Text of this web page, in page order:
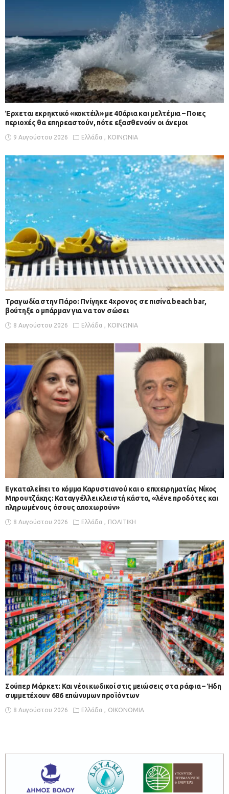
Έρχεται εκρηκτικό «κοκτέιλ» με 40άρια και μελτέμια – Ποιες
περιοχές θα επηρεαστούν, πότε εξασθενούν οι άνεμοι
9 Αυγούστου 2026 Ελλάδα ΚΟΙΝΩΝΙΑ
Τραγωδία στην Πάρο: Πνίγηκε 4χρονος σε πισίνα beach bar,
βούτηξε ο μπάρμαν για να τον σώσει
8 Αυγούστου 2026 Ελλάδα ΚΟΙΝΩΝΙΑ
Εγκαταλείπει το κόμμα Καρυστιανού και ο επιχειρηματίας Νίκος
Μπρουτζάκης: Καταγγέλλει κλειστή κάστα, «λένε προδότες και
πληρωμένους όσους αποχωρούν»
8 Αυγούστου 2026 Ελλάδα ΠΟΛΙΤΙΚΗ
Σούπερ Μάρκετ: Και νέοι κωδικοί στις μειώσεις στα ράφια – Ήδη
συμμετέχουν 686 επώνυμων προϊόντων
8 Αυγούστου 2026 Ελλάδα ΟΙΚΟΝΟΜΙΑ